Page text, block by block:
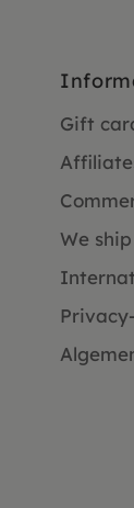
Gift
We